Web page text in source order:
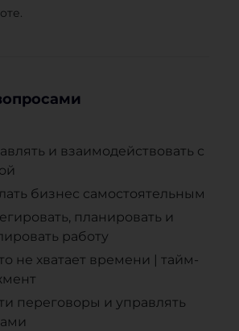
и взаимодействовать с
бизнес самостоятельным
планировать и
работу
не хватает времени | тайм-
переговоры и управлять